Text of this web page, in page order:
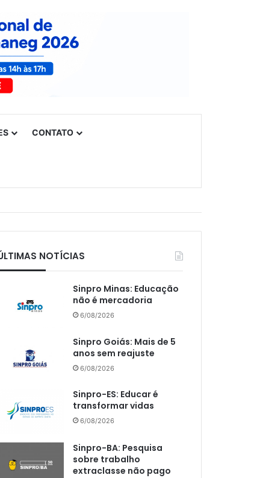
CONTATO
NOTÍCIAS
Sinpro Minas: Educação
não é mercadoria
6/08/2026
Sinpro Goiás: Mais de 5
anos sem reajuste
6/08/2026
Sinpro-ES: Educar é
transformar vidas
6/08/2026
Sinpro-BA: Pesquisa
sobre trabalho
extraclasse não pago